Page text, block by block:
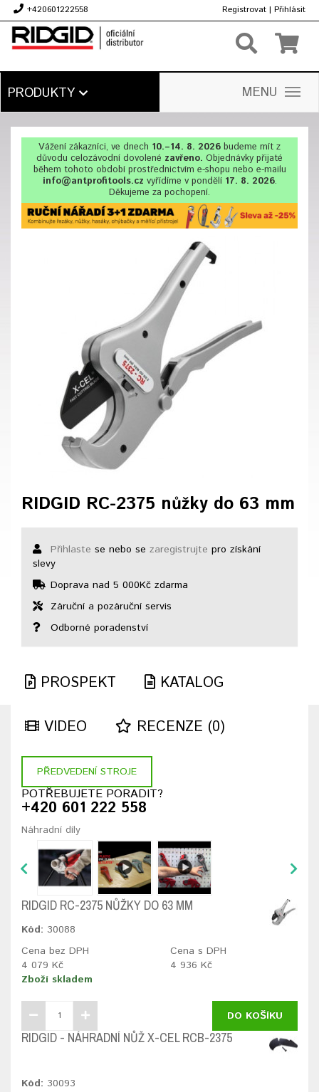
+420601222558 Registrovat | Přihlásit
PRODUKTY MENU
Vážení zákazníci, ve dnech 10.–14. 8. 2026 budeme mít z
důvodu celozávodní dovolené zavřeno. Objednávky přijaté
během tohoto období prostřednictvím e-shopu nebo e-mailu
info@antprofitools.cz vyřídíme v pondělí 17. 8. 2026.
Děkujeme za pochopení.
RIDGID RC-2375 nůžky do 63 mm
Přihlaste se nebo se zaregistrujte pro získání
slevy
Doprava nad 5 000Kč zdarma
Záruční a pozáruční servis
Odborné poradenství
PROSPEKT KATALOG
VIDEO RECENZE (0)
PŘEDVEDENÍ STROJE
POTŘEBUJETE PORADIT?
+420 601 222 558
Náhradní díly
RIDGID RC-2375 NŮŽKY DO 63 MM
Kód: 30088
Cena bez DPH
4 079 Kč
Cena s DPH
4 936 Kč
Zboží skladem
DO KOŠÍKU
RIDGID - NÁHRADNÍ NŮŽ X-CEL RCB-2375
Kód: 30093